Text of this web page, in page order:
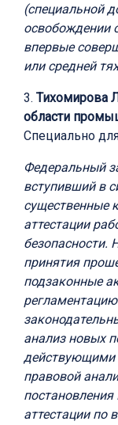
(специальной
освобождении
впервые
или средней
3. Тихомирова
области
Специально
Федеральный
вступивший в
существенные
аттестации
безопасности.
принятия
подзаконные
анализ новых
действующими
правовой
аттестации